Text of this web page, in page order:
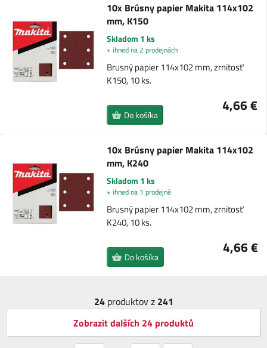
10x Brúsny papier Makita 114x102
mm, K150
Skladom 1 ks
+ ihned na 2 prodejnách
Brusný papier 114x102 mm, zrnitosť
K150, 10 ks.
4,66 €
Do košíka
10x Brúsny papier Makita 114x102
mm, K240
Skladom 1 ks
+ ihned na 1 prodejně
Brusný papier 114x102 mm, zrnitosť
K240, 10 ks.
4,66 €
Do košíka
24produktov z 241
Zobrazit dalších 24 produktů